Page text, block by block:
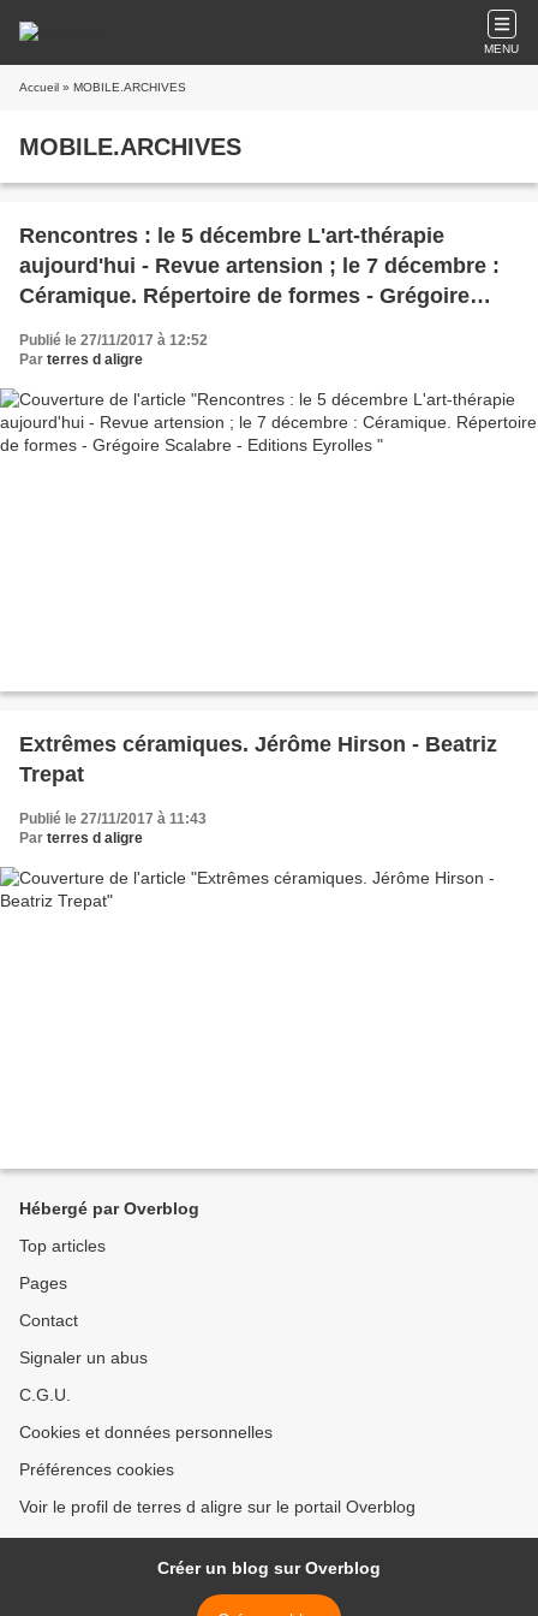
MENU
Accueil » MOBILE.ARCHIVES
MOBILE.ARCHIVES
Rencontres : le 5 décembre L'art-thérapie
aujourd'hui - Revue artension ; le 7 décembre :
Céramique. Répertoire de formes - Grégoire
Scalabre - Editions Eyrolles
Publié le 27/11/2017 à 12:52
Par terres d aligre
Extrêmes céramiques. Jérôme Hirson - Beatriz
Trepat
Publié le 27/11/2017 à 11:43
Par terres d aligre
Hébergé par Overblog
Top articles
Pages
Contact
Signaler un abus
C.G.U.
Cookies et données personnelles
Préférences cookies
Voir le profil de terres d aligre sur le portail Overblog
Créer un blog sur Overblog